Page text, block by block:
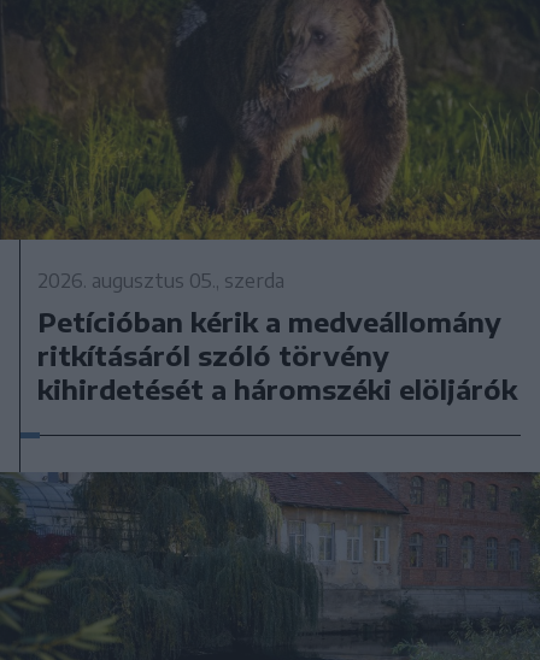
2026. augusztus 05., szerda
Petícióban kérik a medveállomány
ritkításáról szóló törvény
kihirdetését a háromszéki elöljárók